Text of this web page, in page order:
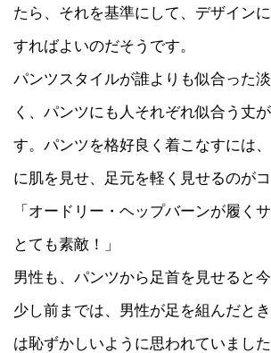
たら、それを基準にして、デザイン
すればよいのだそうです。
パンツスタイルが誰よりも似合った
く、パンツにも人それぞれ似合う丈
す。パンツを格好良く着こなすには
に肌を見せ、足元を軽く見せるのがコ
「オードリー・ヘップバーンが履く
とても素敵！」
男性も、パンツから足首を見せると今
少し前までは、男性が足を組んだと
は恥ずかしいように思われていまし